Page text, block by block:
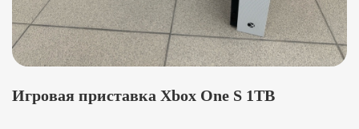
Игровая приставка Xbox One S 1TB